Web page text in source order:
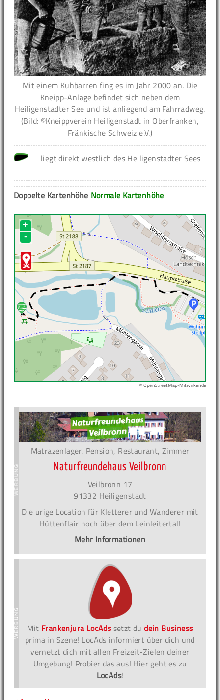
Mit einem Kuhbarren fing es im Jahr 2000 an. Die
Kneipp-Anlage befindet sich neben dem
Heiligenstadter See und ist anliegend am Fahrradweg.
(Bild: ©Kneippverein Heiligenstadt in Oberfranken,
Fränkische Schweiz e.V.)
liegt direkt westlich des Heiligenstadter Sees
Normale Kartenhöhe
Doppelte Kartenhöhe
+
-
© OpenStreetMap-Mitwirkende
Matrazenlager, Pension, Restaurant, Zimmer
Naturfreundehaus Veilbronn
Veilbronn 17
91332 Heiligenstadt
Die urige Location für Kletterer und Wanderer mit
Hüttenflair hoch über dem Leinleitertal!
Mehr Informationen
Mit Frankenjura LocAdssetzt dudein Business
prima in Szene! LocAds informiert über dich und
vernetzt dich mit allen Freizeit-Zielen deiner
Umgebung! Probier das aus! Hier geht es zu
LocAds!